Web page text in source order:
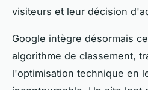
visiteurs et leur décision
Google intègre désormais
algorithme de classement,
l'optimisation technique en